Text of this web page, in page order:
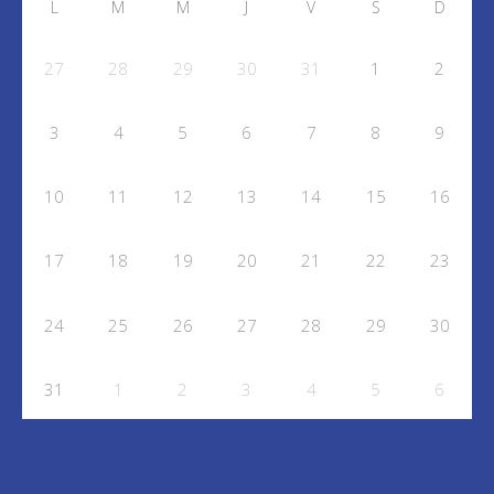
L M M J V S D
27 28 29 30 31 1 2
3 4 5 6 7 8 9
10 11 12 13 14 15 16
17 18 19 20 21 22 23
24 25 26 27 28 29 30
31 1 2 3 4 5 6